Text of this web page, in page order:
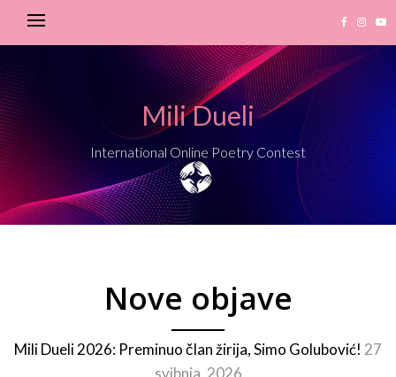
Mili Dueli
International Online Poetry Contest
Nove objave
Mili Dueli 2026: Preminuo član žirija, Simo Golubović! 27
svibnja, 2026